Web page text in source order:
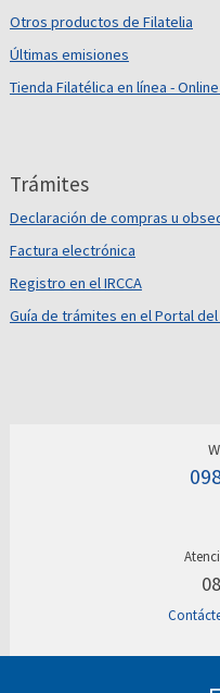
Otros productos de Filatelia
Últimas emisiones
Tienda Filatélica en línea -
Trámites
Declaración de compras u
Factura electrónica
Registro en el IRCCA
Guía de trámites en el Portal